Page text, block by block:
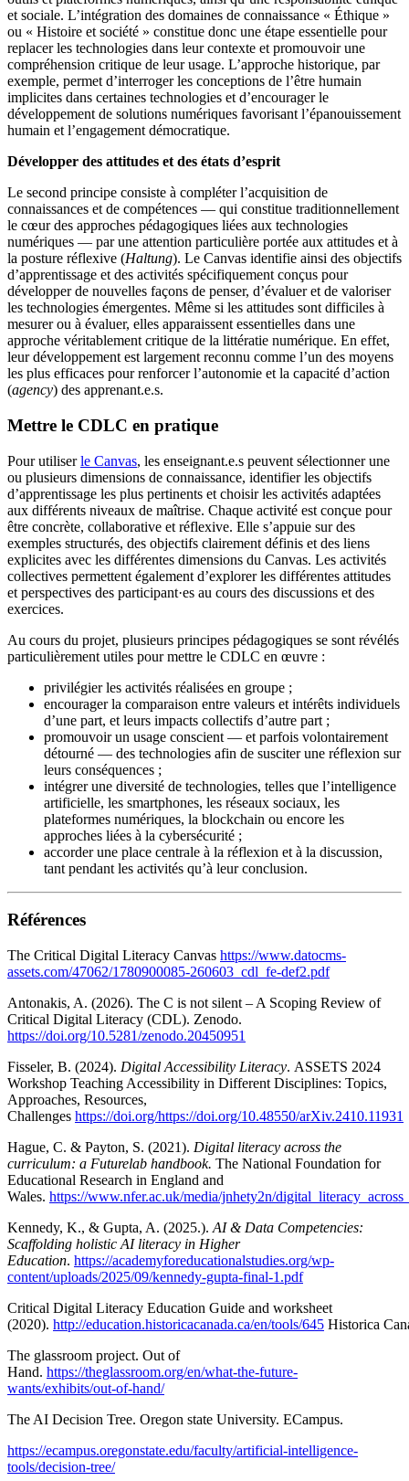
et sociale. L’intégration des domaines de connaissance « Éthique »
ou « Histoire et société » constitue donc une étape essentielle pour
replacer les technologies dans leur contexte et promouvoir une
compréhension critique de leur usage. L’approche historique, par
exemple, permet d’interroger les conceptions de l’être humain
implicites dans certaines technologies et d’encourager le
développement de solutions numériques favorisant l’épanouissement
humain et l’engagement démocratique.
Développer des attitudes et des états d’esprit
Le second principe consiste à compléter l’acquisition de
connaissances et de compétences — qui constitue traditionnellement
le cœur des approches pédagogiques liées aux technologies
numériques — par une attention particulière portée aux attitudes et à
la posture réflexive (Haltung). Le Canvas identifie ainsi des objectifs
d’apprentissage et des activités spécifiquement conçus pour
développer de nouvelles façons de penser, d’évaluer et de valoriser
les technologies émergentes. Même si les attitudes sont difficiles à
mesurer ou à évaluer, elles apparaissent essentielles dans une
approche véritablement critique de la littératie numérique. En effet,
leur développement est largement reconnu comme l’un des moyens
les plus efficaces pour renforcer l’autonomie et la capacité d’action
(agency) des apprenant.e.s.
Mettre le CDLC en pratique
Pour utiliserle Canvas, les enseignant.e.s peuvent sélectionner une
ou plusieurs dimensions de connaissance, identifier les objectifs
d’apprentissage les plus pertinents et choisir les activités adaptées
aux différents niveaux de maîtrise. Chaque activité est conçue pour
être concrète, collaborative et réflexive. Elle s’appuie sur des
exemples structurés, des objectifs clairement définis et des liens
explicites avec les différentes dimensions du Canvas. Les activités
collectives permettent également d’explorer les différentes attitudes
et perspectives des participant·es au cours des discussions et des
exercices.
Au cours du projet, plusieurs principes pédagogiques se sont révélés
particulièrement utiles pour mettre le CDLC en œuvre :
privilégier les activités réalisées en groupe ;
encourager la comparaison entre valeurs et intérêts individuels
d’une part, et leurs impacts collectifs d’autre part ;
promouvoir un usage conscient — et parfois volontairement
détourné — des technologies afin de susciter une réflexion sur
leurs conséquences ;
intégrer une diversité de technologies, telles que l’intelligence
artificielle, les smartphones, les réseaux sociaux, les
plateformes numériques, la blockchain ou encore les
approches liées à la cybersécurité ;
accorder une place centrale à la réflexion et à la discussion,
tant pendant les activités qu’à leur conclusion.
Références
The Critical Digital Literacy Canvas https://www.datocms-
assets.com/47062/1780900085-260603_cdl_fe-def2.pdf
Antonakis, A. (2026). The C is not silent – A Scoping Review of
Critical Digital Literacy (CDL). Zenodo.
https://doi.org/10.5281/zenodo.20450951
Fisseler, B. (2024). Digital Accessibility Literacy. ASSETS 2024
Workshop Teaching Accessibility in Different Disciplines: Topics,
Approaches, Resources,
Challenges https://doi.org/https://doi.org/10.48550/arXiv.2410.11931
Hague, C. & Payton, S. (2021). Digital literacy across the
curriculum: a Futurelab handbook. The National Foundation for
Educational Research in England and
Wales. https://www.nfer.ac.uk/media/jnhety2n/
Kennedy, K., & Gupta, A. (2025.). AI & Data Competencies:
Scaffolding holistic AI literacy in Higher
Education. https://academyforeducationalstudies.org/wp-
content/uploads/2025/09/kennedy-gupta-final-1.pdf
Critical Digital Literacy Education Guide and worksheet
(2020). http://education.historicacanada.ca/en/tools/645 Historica
The glassroom project. Out of
Hand. https://theglassroom.org/en/what-the-future-
wants/exhibits/out-of-hand/
The AI Decision Tree. Oregon state University. ECampus.
https://ecampus.oregonstate.edu/faculty/artificial-intelligence-
tools/decision-tree/